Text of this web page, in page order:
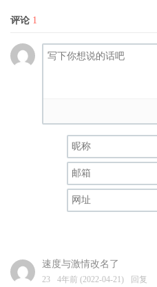
评论 1
速度与激情改名了
23 4年前 (2022-04-21) 回复